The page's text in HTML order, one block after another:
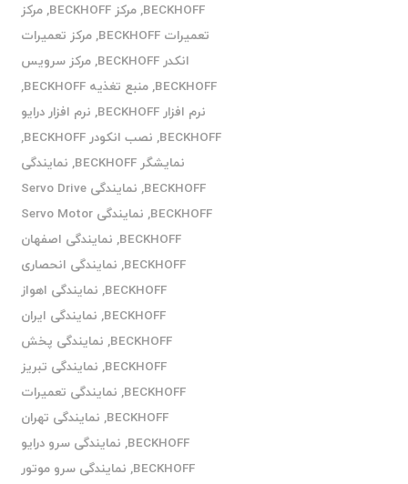
BECKHOFF
,مرکز BECKHOFF ,مرکز
تعمیرات BECKHOFF
,مرکز تعمیرات
انکدر BECKHOFF
,مرکز سرویس
BECKHOFF
,منبع تغذیه BECKHOFF
,
نرم افزار BECKHOFF
, نرم افزار درایو
BECKHOFF
, نصب انکودر BECKHOFF
,
نمایشگر BECKHOFF
, نمایندگی
BECKHOFF
,
نمایندگی Servo Drive
BECKHOFF
,
نمایندگی Servo Motor
BECKHOFF
, نمایندگی اصفهان
BECKHOFF
, نمایندگی انحصاری
BECKHOFF
, نمایندگی اهواز
BECKHOFF
, نمایندگی ایران
BECKHOFF
, نمایندگی پخش
BECKHOFF
, نمایندگی تبریز
BECKHOFF
, نمایندگی تعمیرات
BECKHOFF
, نمایندگی تهران
BECKHOFF
, نمایندگی سرو درایو
BECKHOFF
, نمایندگی سرو موتور